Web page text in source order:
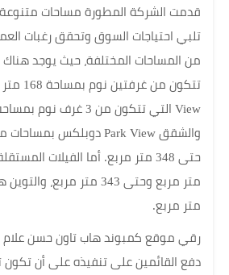
قدمت الشركة المطورة مساحات
تلبي احتياجات السوق وتحقق رغبات
متر مربع.
رقي موقع كمبوند هاب تاون حسن علام
دفع القائمين على تنفيذه على أن